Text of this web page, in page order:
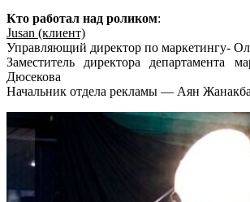
Кто работал над роликом:
Jusan (клиент)
Управляющий директор по маркетингу-
Заместитель директора департамента
Дюсекова
Начальник отдела рекламы — Аян